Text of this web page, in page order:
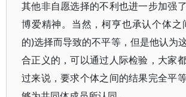
其他非自愿选择的不利也进一步加强
博爱精神。当然，柯亨也承认个体之
的)选择而导致的不平等，但是他认为
合正义的，可以通过人际检验，大家
过来说，要求个体之间的结果完全平